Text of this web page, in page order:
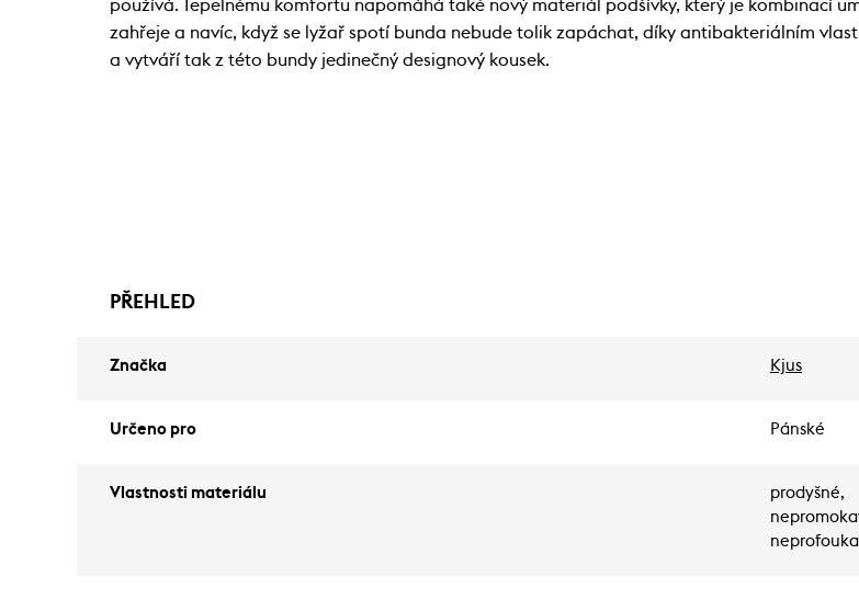
používá. Tepelnému komfortu napomáhá také nový materiál podšívky, který je kombinací
zahřeje a navíc, když se lyžař spotí bunda nebude tolik zapáchat, díky antibakteriálním
a vytváří tak z této bundy jedinečný designový kousek.
PŘEHLED
Značka Kjus
Určeno pro Pánské
Vlastnosti materiálu
prodyšné,